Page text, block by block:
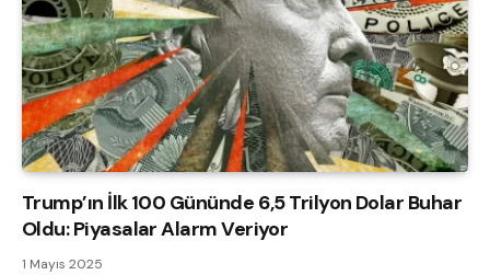
Trump’ın İlk 100 Gününde 6,5 Trilyon Dolar Buhar
Oldu: Piyasalar Alarm Veriyor
1 Mayıs 2025